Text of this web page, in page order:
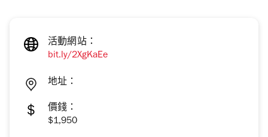
活動網站：
bit.ly/2XgKaEe
地址：
價錢：
$1,950